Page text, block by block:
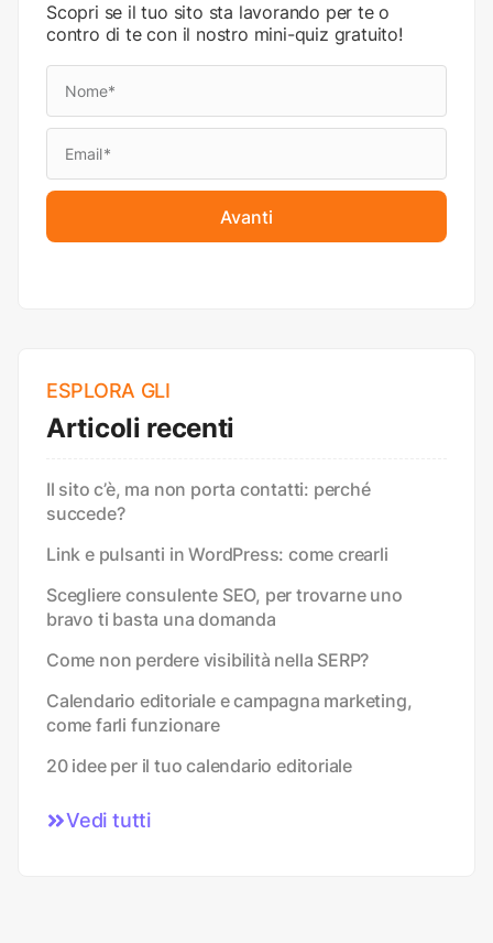
Scopri se il tuo sito sta lavorando per te o
contro di te con il nostro mini-quiz gratuito!
Avanti
ESPLORA GLI
Articoli recenti
Il sito c’è, ma non porta contatti: perché
succede?
Link e pulsanti in WordPress: come crearli
Scegliere consulente SEO, per trovarne uno
bravo ti basta una domanda
Come non perdere visibilità nella SERP?
Calendario editoriale e campagna marketing,
come farli funzionare
20 idee per il tuo calendario editoriale
Vedi tutti